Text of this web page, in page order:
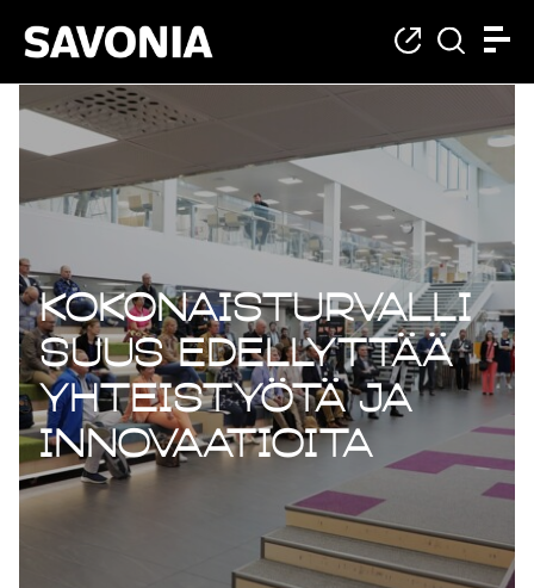
Kokonaisturvalli
suus edellyttää
yhteistyötä ja
innovaatioita